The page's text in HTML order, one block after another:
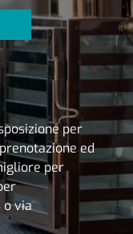
per
ed
per
o via